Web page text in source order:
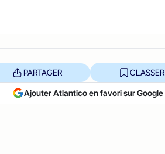
PARTAGER CLASSER
Ajouter Atlantico en favori sur Google